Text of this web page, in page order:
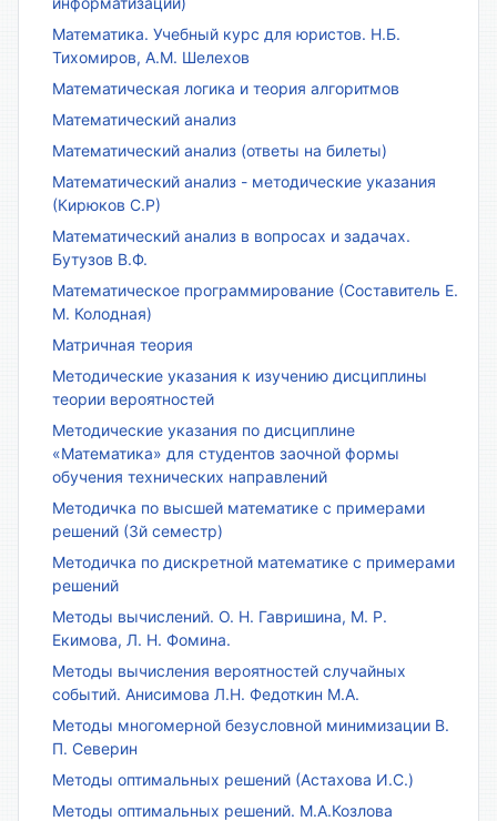
Математика. Учебный курс для юристов. Н.Б.
Тихомиров, А.М. Шелехов
Математическая логика и теория алгоритмов
Математический анализ
Математический анализ (ответы на билеты)
Математический анализ - методические указания
(Кирюков С.Р)
Математический анализ в вопросах и задачах.
Бутузов В.Ф.
Математическое программирование (Составитель Е.
М. Колодная)
Матричная теория
Методические указания к изучению дисциплины
теории вероятностей
Методические указания по дисциплине
«Математика» для студентов заочной формы
обучения технических направлений
Методичка по высшей математике с примерами
решений (3й семестр)
Методичка по дискретной математике с примерами
решений
Методы вычислений. О. Н. Гавришина, М. Р.
Екимова, Л. Н. Фомина.
Методы вычисления вероятностей случайных
событий. Анисимова Л.Н. Федоткин М.А.
Методы многомерной безусловной минимизации В.
П. Северин
Методы оптимальных решений (Астахова И.С.)
Методы оптимальных решений. М.А.Козлова